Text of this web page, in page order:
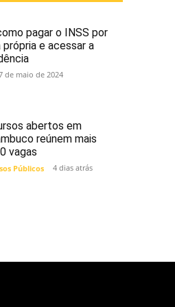
pagar o INSS por
e acessar a
de maio de 2024
abertos em
reúnem mais
vagas
Públicos 4 dias atrás